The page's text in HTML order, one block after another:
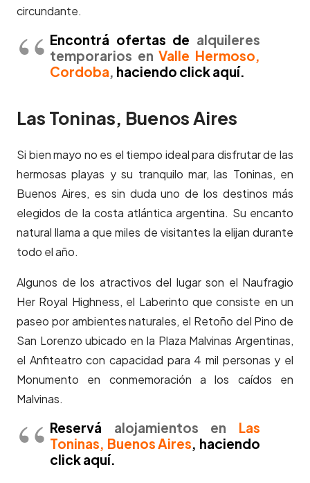
circundante.
Encontrá ofertas de alquileres
temporarios enValle Hermoso,
Cordoba, haciendo click aquí.
Las Toninas, Buenos Aires
Si bien mayo no es el tiempo ideal para disfrutar de las
hermosas playas y su tranquilo mar, las Toninas, en
Buenos Aires, es sin duda uno de los destinos más
elegidos de la costa atlántica argentina. Su encanto
natural llama a que miles de visitantes la elijan durante
todo el año.
Algunos de los atractivos del lugar son el Naufragio
Her Royal Highness, el Laberinto que consiste en un
paseo por ambientes naturales, el Retoño del Pino de
San Lorenzo ubicado en la Plaza Malvinas Argentinas,
el Anfiteatro con capacidad para 4 mil personas y el
Monumento en conmemoración a los caídos en
Malvinas.
Reservá alojamientos en Las
Toninas, Buenos Aires, haciendo
click aquí.